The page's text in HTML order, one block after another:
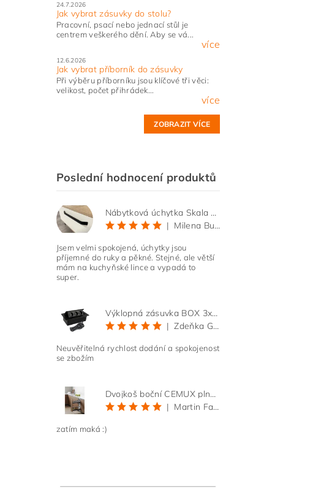
24.7.2026
Jak vybrat zásuvky do stolu?
Pracovní, psací nebo jednací stůl je
centrem veškerého dění. Aby se vá...
více
12.6.2026
Jak vybrat příborník do zásuvky
Při výběru příborníku jsou klíčové tři věci:
velikost, počet přihrádek...
více
ZOBRAZIT VÍCE
Poslední hodnocení produktů
Nábytková úchytka Skala černá matná
|
Milena Bučková
Jsem velmi spokojená, úchytky jsou
příjemné do ruky a pěkné. Stejné, ale větší
mám na kuchyňské lince a vypadá to
super.
Výklopná zásuvka BOX 3x 230V s 3m kabelem - černá
|
Zdeňka Gold
Neuvěřitelná rychlost dodání a spokojenost
se zbožím
Dvojkoš boční CEMUX plné dno 3D, s tlumením antracit 200 mm
|
Martin Faltus
zatím maká :)